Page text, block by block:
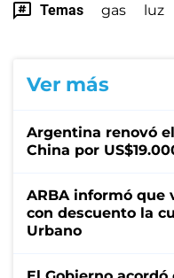
Temas gas luz
Ver más
Argentina renovó
China por
ARBA informó que
con descuento la
Urbano